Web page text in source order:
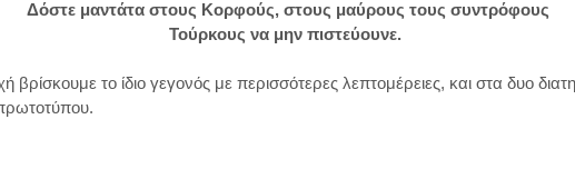
Δόστε μαντάτα στους Κορφούς, στους μαύρους τους συντρόφους
Τούρκους να μην πιστεύουνε.
βρίσκουμε το ίδιο γεγονός με περισσότερες λεπτομέρειες, και στα δυο